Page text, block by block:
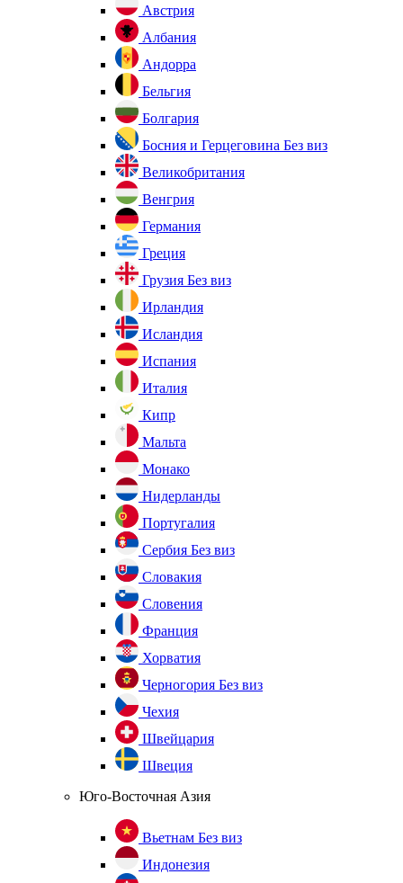
Австрия
Албания
Андорра
Бельгия
Болгария
Босния и Герцеговина Без виз
Великобритания
Венгрия
Германия
Греция
Грузия Без виз
Ирландия
Исландия
Испания
Италия
Кипр
Мальта
Монако
Нидерланды
Португалия
Сербия Без виз
Словакия
Словения
Франция
Хорватия
Черногория Без виз
Чехия
Швейцария
Швеция
Юго-Восточная Азия
Вьетнам Без виз
Индонезия